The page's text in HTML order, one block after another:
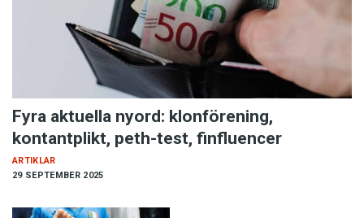
Fyra aktuella nyord: klonförening,
kontantplikt, peth-test, finfluencer
29 SEPTEMBER 2025
ARTIKLAR